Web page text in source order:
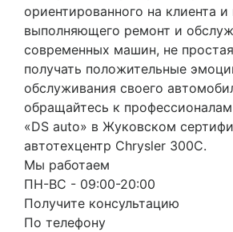
ориентированного на клиента и
выполняющего ремонт и
современных машин, не
получать положительные
обслуживания своего
обращайтесь к
«DS auto» в Жуковском
автотехцентр Chrysler 300C.
Мы работаем
ПН-ВC - 09:00-20:00
Получите консультацию
По телефону